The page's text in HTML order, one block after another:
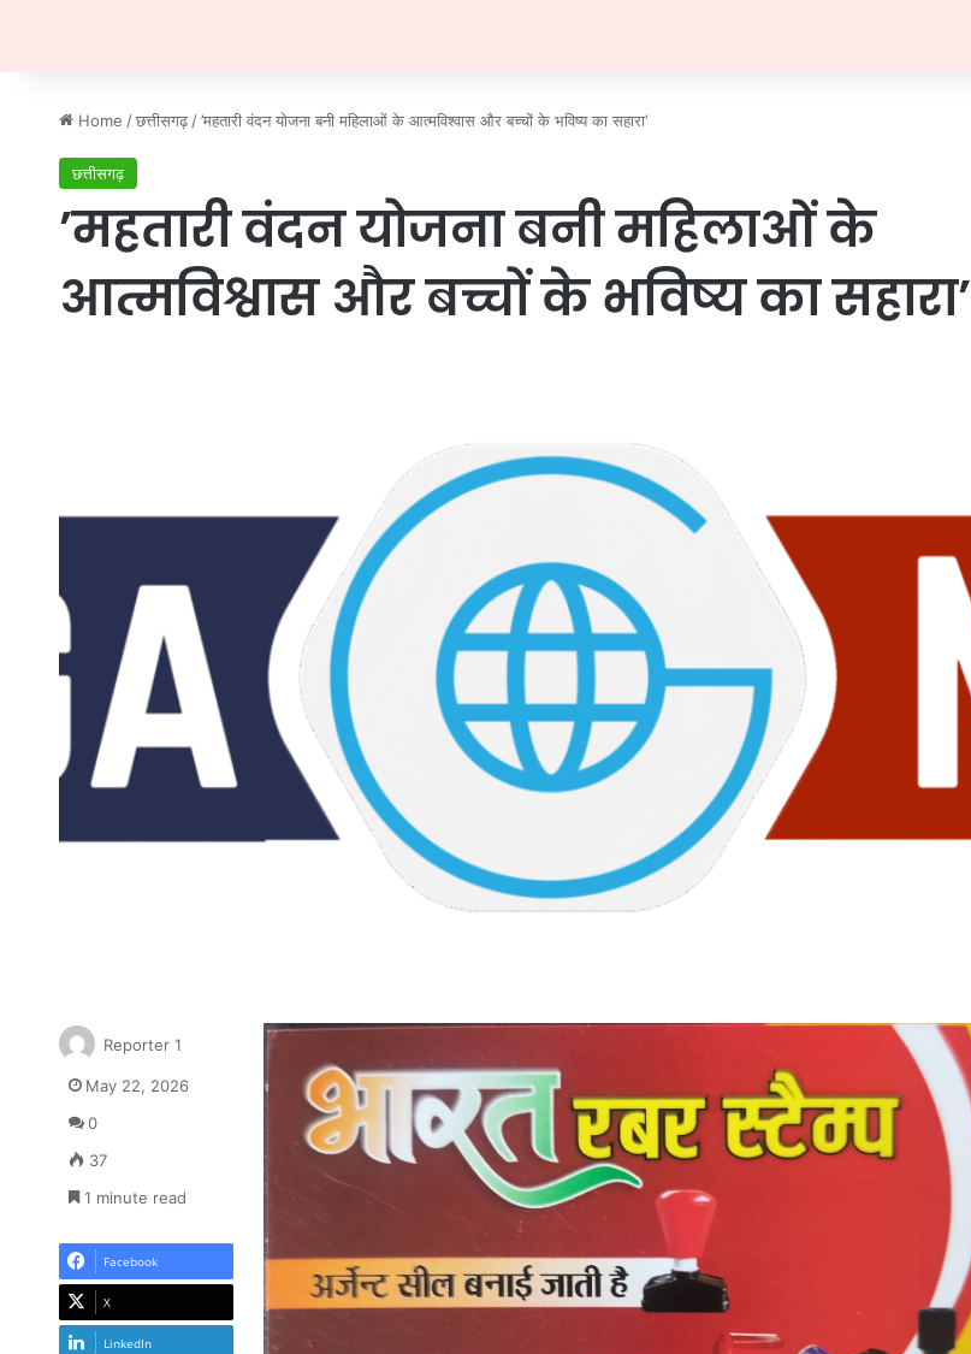
Home / छत्तीसगढ़ / ’महतारी वंदन योजना बनी महिलाओं के आत्मविश्वास और बच्चों के भविष्य का सहारा’
छत्तीसगढ़
’महतारी वंदन योजना बनी महिलाओं के
आत्मविश्वास और बच्चों के भविष्य का सहारा’
Reporter 1
May 22, 2026
0
37
1 minute read
Facebook
X
LinkedIn